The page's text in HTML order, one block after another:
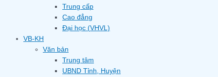
Trung cấp
Cao đẳng
Đại học (VHVL)
VB-KH
Văn bản
Trung tâm
UBND Tỉnh, Huyện